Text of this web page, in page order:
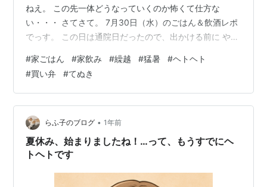
ねえ。 この先一体どうなっていくのか怖くて仕方な
い・・・ さてさて。 7月30日（水）のごはん＆飲酒レポ
でっす。 この日は通院日だったので、出かける前に やる
越） ・白米 ・鮭フレーク ・麦茶。 この日も暑かっ
た・・・ 35℃を超す猛暑だったそうな。 移動＆待ち時
間で帰宅する頃にはヘトヘトになっておりまして(;´▽｀
A`` 寝室で気絶。 この日、ラーはどうしていたのか？！
記憶にございません(￣▽￣;) H氏のLINEで目が覚めたの
ですが…
#家ごはん #家飲み #繰越 #猛暑 #ヘトヘト
#買い弁 #てぬき
らふ子のブログ • 1年前
夏休み、始まりましたね！…って、もうすでにヘ
トヘトです